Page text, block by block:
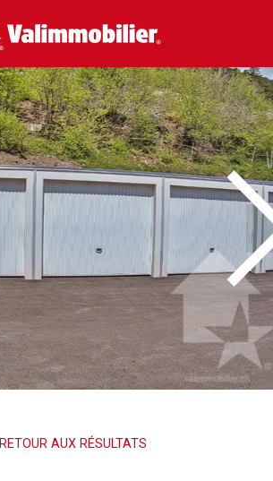
RETOUR AUX RÉSULTATS